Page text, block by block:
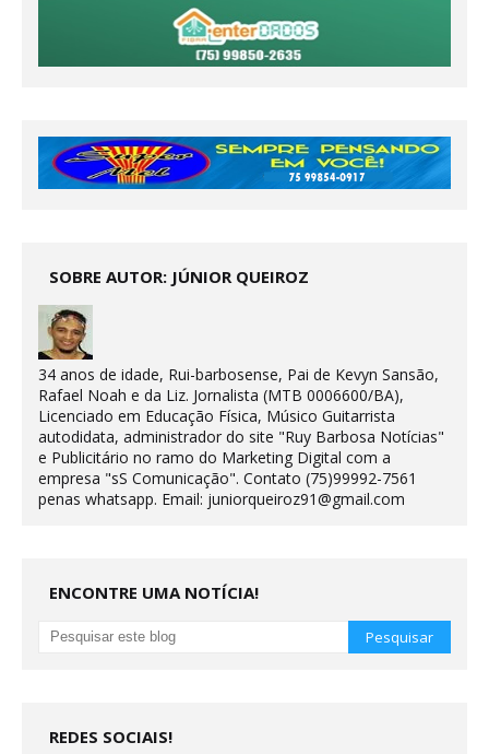
SOBRE AUTOR: JÚNIOR QUEIROZ
34 anos de idade, Rui-barbosense, Pai de Kevyn Sansão,
Rafael Noah e da Liz. Jornalista (MTB 0006600/BA),
Licenciado em Educação Física, Músico Guitarrista
autodidata, administrador do site "Ruy Barbosa Notícias"
e Publicitário no ramo do Marketing Digital com a
empresa "sS Comunicação". Contato (75)99992-7561
penas whatsapp. Email: juniorqueiroz91@gmail.com
ENCONTRE UMA NOTÍCIA!
REDES SOCIAIS!